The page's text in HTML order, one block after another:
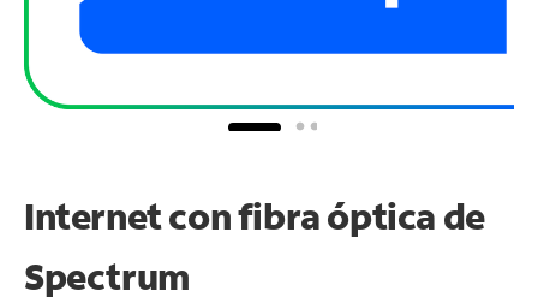
Internet con fibra óptica de
Spectrum